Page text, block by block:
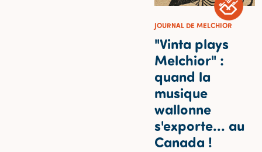
JOURNAL DE MELCHIOR
"Vinta plays
Melchior" :
quand la
musique
wallonne
s'exporte... au
Canada !